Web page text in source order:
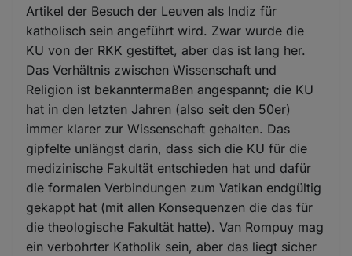
Artikel der Besuch der Leuven als Indiz für
katholisch sein angeführt wird. Zwar wurde die
KU von der RKK gestiftet, aber das ist lang her.
Das Verhältnis zwischen Wissenschaft und
Religion ist bekanntermaßen angespannt; die KU
hat in den letzten Jahren (also seit den 50er)
immer klarer zur Wissenschaft gehalten. Das
gipfelte unlängst darin, dass sich die KU für die
medizinische Fakultät entschieden hat und dafür
die formalen Verbindungen zum Vatikan endgültig
gekappt hat (mit allen Konsequenzen die das für
die theologische Fakultät hatte). Van Rompuy mag
ein verbohrter Katholik sein, aber das liegt sicher